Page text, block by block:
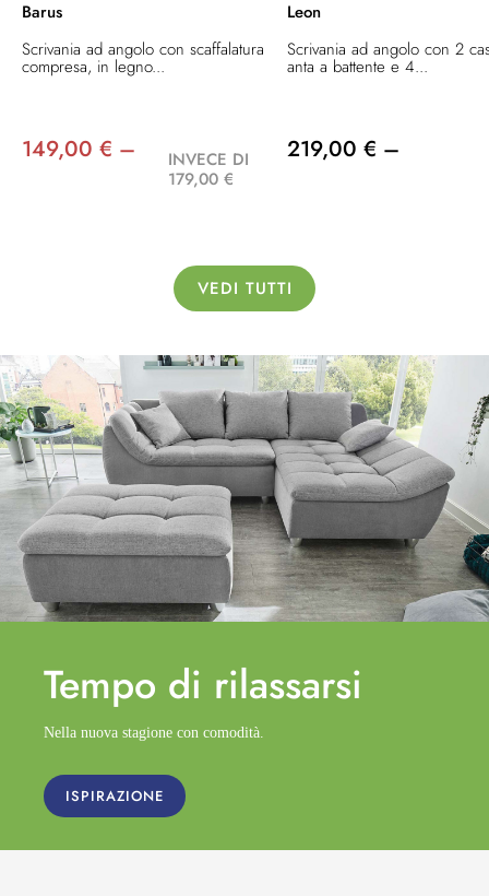
Barus
Scrivania ad angolo con scaffalatura
compresa, in legno...
149,00 € –
INVECE DI
179,00 €
Leon
Scrivania ad angolo con 2
anta a battente e 4...
219,00 € –
VEDI TUTTI
Tempo di rilassarsi
Nella nuova stagione con comodità.
ISPIRAZIONE